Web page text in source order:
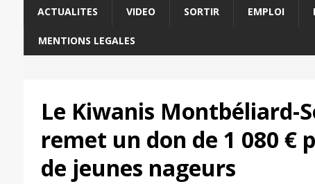
ACTUALITES VIDEO SORTIR EMPLOI
MENTIONS LEGALES
Le Kiwanis Montbéliard-
remet un don de 1 080 €
de jeunes nageurs